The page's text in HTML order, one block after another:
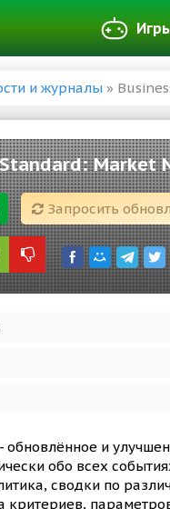
и журналы »
Market
Запросить
- обновлённое и
обо всех
сводки по
критериев,